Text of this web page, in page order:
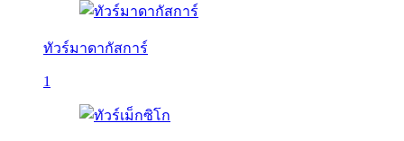
ทัวร์มาดากัสการ์
1